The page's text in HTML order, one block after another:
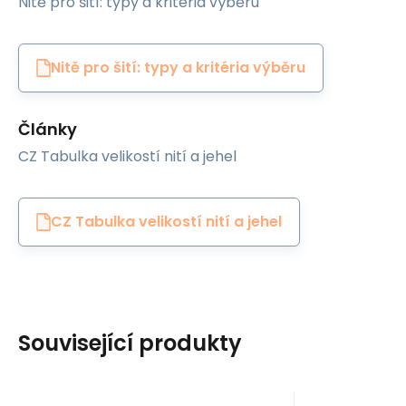
Nitě pro šití: typy a kritéria výběru
Články
CZ Tabulka velikostí nití a jehel
CZ Tabulka velikostí nití a jehel
Související produkty